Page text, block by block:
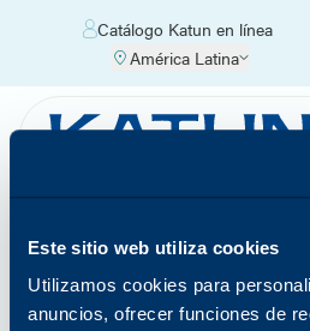
Este sitio web utiliza cookies
Utilizamos cookies para
anuncios, ofrecer funciones de
Catálogo Katun en línea
América Latina
Ubicaciones
Encuentre la información de
de Katun y de nuestros
más cercanos